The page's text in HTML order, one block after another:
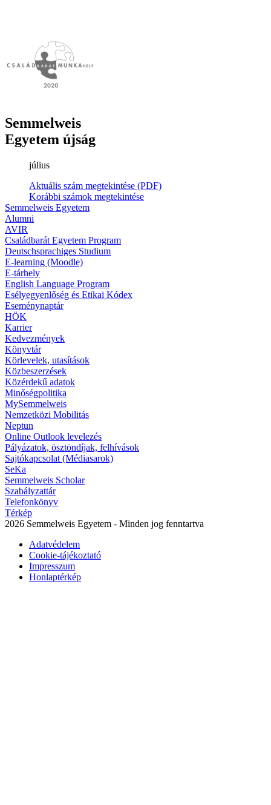
Semmelweis
Egyetem újság
július
Aktuális szám megtekintése (PDF)
Korábbi számok megtekintése
Semmelweis Egyetem
Alumni
AVIR
Családbarát Egyetem Program
Deutschsprachiges Studium
E-learning (Moodle)
E-tárhely
English Language Program
Esélyegyenlőség és Etikai Kódex
Eseménynaptár
HÖK
Karrier
Kedvezmények
Könyvtár
Körlevelek, utasítások
Közbeszerzések
Közérdekű adatok
Minőségpolitika
MySemmelweis
Nemzetközi Mobilitás
Neptun
Online Outlook levelezés
Pályázatok, ösztöndíjak, felhívások
Sajtókapcsolat (Médiasarok)
SeKa
Semmelweis Scholar
Szabályzattár
Telefonkönyv
Térkép
2026 Semmelweis Egyetem - Minden jog fenntartva
Adatvédelem
Cookie-tájékoztató
Impresszum
Honlaptérkép